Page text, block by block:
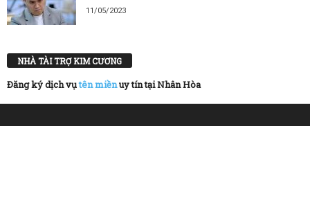
11/05/2023
NHÀ TÀI TRỢ KIM CƯƠNG
Đăng ký dịch vụtên miềnuy tín tại Nhân Hòa